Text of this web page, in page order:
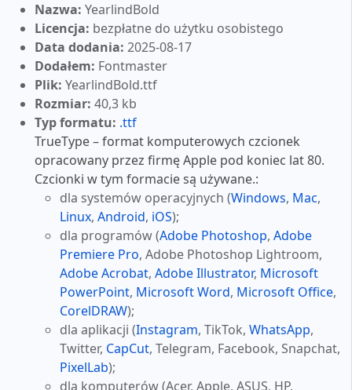
Nazwa: YearlindBold
Licencja: bezpłatne do użytku osobistego
Data dodania: 2025-08-17
Dodałem: Fontmaster
Plik: YearlindBold.ttf
Rozmiar: 40,3 kb
Typ formatu: .ttf
TrueType – format komputerowych czcionek
opracowany przez firmę Apple pod koniec lat 80.
Czcionki w tym formacie są używane.:
dla systemów operacyjnych (Windows, Mac,
Linux, Android, iOS);
dla programów (Adobe Photoshop, Adobe
Premiere Pro, Adobe Photoshop Lightroom,
Adobe Acrobat, Adobe Illustrator, Microsoft
PowerPoint, Microsoft Word, Microsoft Office,
CorelDRAW);
dla aplikacji (Instagram, TikTok, WhatsApp,
Twitter, CapCut, Telegram, Facebook, Snapchat,
PixelLab);
dla komputerów (Acer, Apple, ASUS, HP,